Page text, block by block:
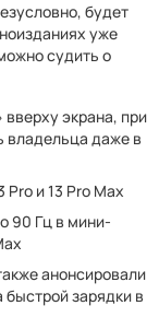
будет
уже
судить о
экрана, при
владельца даже в
и 13 Pro Max
90 Гц в мини-
анонсировали
зарядки в